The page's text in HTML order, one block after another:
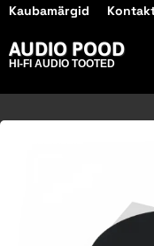
Kaubamärgid
AUDIO POOD
HI-FI AUDIO TOOTED